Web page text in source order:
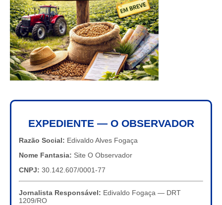
EXPEDIENTE — O OBSERVADOR
Razão Social: Edivaldo Alves Fogaça
Nome Fantasia: Site O Observador
CNPJ: 30.142.607/0001-77
Jornalista Responsável: Edivaldo Fogaça — DRT
1209/RO